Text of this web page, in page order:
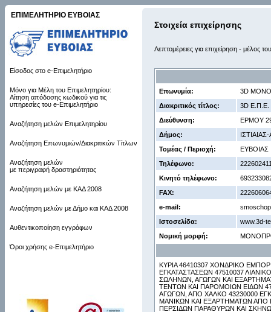
ΕΠΙΜΕΛΗΤΗΡΙΟ ΕΥΒΟΙΑΣ
Είσοδος στο e-Επιμελητήριο
Μόνο για Μέλη του Επιμελητηρίου:
Αίτηση απόδοσης κωδικού για τις
υπηρεσίες του e-Επιμελητήριο
Αναζήτηση μελών Επιμελητηρίου
Αναζήτηση Επωνυμιών/Διακριτικών Τίτλων
Αναζήτηση μελών
με περιγραφή δραστηριότητας
Αναζήτηση μελών με ΚΑΔ 2008
Αναζήτηση μελών με Δήμο και ΚΑΔ 2008
Αυθεντικοποίηση εγγράφων
Όροι χρήσης e-Επιμελητήριο
Στοιχεία επιχείρησης
Λεπτομέρειες για επιχείρηση - μέλος
Επωνυμία:
3D
Διακριτικός τίτλος:
3D Ε.Π.Ε.
Διεύθυνση:
ΕΡΜΟΥ
Δήμος:
Τομέας / Περιοχή:
ΕΥΒΟΙΑΣ
Τηλέφωνο:
Κινητό τηλέφωνο:
FAX:
e-mail:
Ιστοσελίδα:
www.3d-
Νομική μορφή:
ΚΥΡΙΑ 46410307 ΧΟΝΔΡΙΚΟ
ΕΓΚΑΤΑΣΤΑΣΕΩΝ 47510037
ΣΩΛΗΝΩΝ, ΑΓΩΓΩΝ ΚΑΙ
ΤΕΝΤΩΝ ΚΑΙ ΠΑΡΟΜΟΙΩΝ ΕΙΔΩΝ
ΑΓΩΓΩΝ, ΑΠΟ ΧΑΛΚΟ 43230000
ΜΑΝΙΚΩΝ ΚΑΙ ΕΞΑΡΤΗΜΑΤΩΝ ΑΠΟ
ΠΕΡΣΙΔΩΝ ΠΑΡΑΘΥΡΩΝ ΚΑΙ